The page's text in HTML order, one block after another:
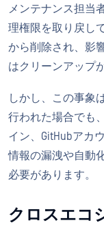
メンテナンス担当
理権限を取り戻し
から削除され、影
はクリーンアップ
しかし、この事象
行われた場合でも
イン、GitHubアカ
情報の漏洩や自動
必要があります。
クロスエコ